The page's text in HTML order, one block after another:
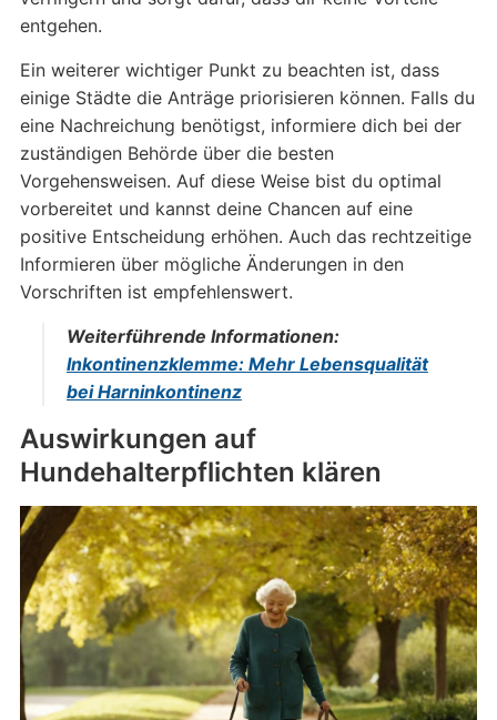
entgehen.
Ein weiterer wichtiger Punkt zu beachten ist, dass
einige Städte die Anträge priorisieren können. Falls du
eine Nachreichung benötigst, informiere dich bei der
zuständigen Behörde über die besten
Vorgehensweisen. Auf diese Weise bist du optimal
vorbereitet und kannst deine Chancen auf eine
positive Entscheidung erhöhen. Auch das rechtzeitige
Informieren über mögliche Änderungen in den
Vorschriften ist empfehlenswert.
Weiterführende Informationen:
Inkontinenzklemme: Mehr Lebensqualität
bei Harninkontinenz
Auswirkungen auf
Hundehalterpflichten klären